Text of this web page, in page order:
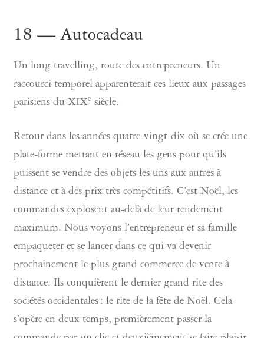
18 — Autocadeau
Un long travelling, route des entrepreneurs. Un
raccourci temporel apparenterait ces lieux aux passages
parisiens du XIXe siècle.
Retour dans les années quatre-vingt-dix où se crée une
plate-forme mettant en réseau les gens pour qu’ils
puissent se vendre des objets les uns aux autres à
distance et à des prix très compétitifs. C’est Noël, les
commandes explosent au-delà de leur rendement
maximum. Nous voyons l’entrepreneur et sa famille
empaqueter et se lancer dans ce qui va devenir
prochainement le plus grand commerce de vente à
distance. Ils conquièrent le dernier grand rite des
sociétés occidentales : le rite de la fête de Noël. Cela
s’opère en deux temps, premièrement passer la